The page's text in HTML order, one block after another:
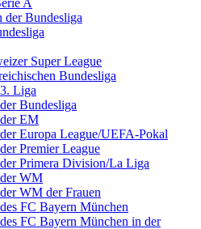
der Bundesliga
Super League
Bundesliga
Liga
Bundesliga
EM
Europa League/UEFA-Pokal
Premier League
Primera Division/La Liga
WM
WM der Frauen
FC Bayern München
FC Bayern München in der